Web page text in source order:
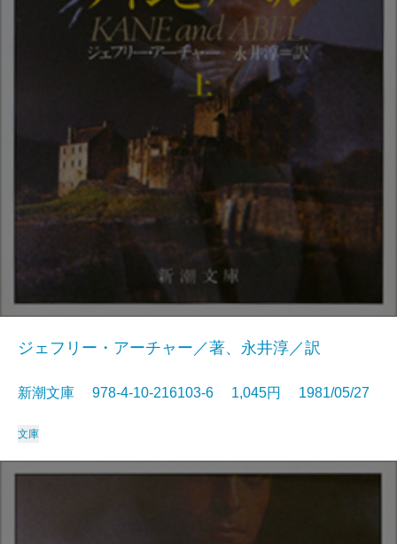
ジェフリー・アーチャー／著、永井淳／訳
新潮文庫 978-4-10-216103-6 1,045円 1981/05/27
文庫